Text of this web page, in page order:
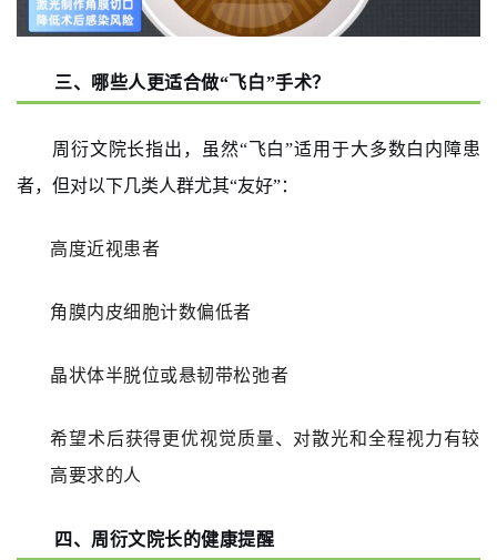
三、哪些人更适合做“飞白”手术？
周衍文院长指出，虽然“飞白”适用于大多数白内障患
者，但对以下几类人群尤其“友好”：
高度近视患者
角膜内皮细胞计数偏低者
晶状体半脱位或悬韧带松弛者
希望术后获得更优视觉质量、对散光和全程视力有较
高要求的人
四、周衍文院长的健康提醒